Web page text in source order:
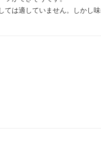
ては適していません。しかし